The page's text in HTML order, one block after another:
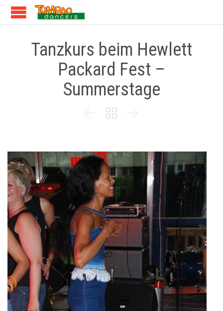
Tanzkurs beim Hewlett
Packard Fest –
Summerstage
  